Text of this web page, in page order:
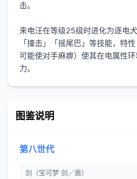
击。
来电汪在等级25级时进化为逐电犬
「撞击」「摇尾巴」等技能，特
可能使对手麻痹）使其在电属性
力。
图鉴说明
第八世代
剑（宝可梦 剑／盾）